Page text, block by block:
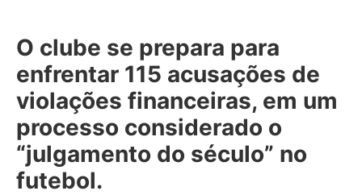
O clube se prepara para
enfrentar 115 acusações de
violações financeiras, em um
processo considerado o
“julgamento do século” no
futebol.